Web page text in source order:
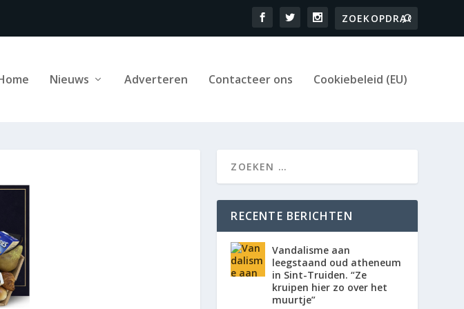
Nieuws Adverteren Contacteer ons Cookiebeleid (EU)
RECENTE BERICHTEN
Vandalisme aan
leegstaand oud atheneum
in Sint-Truiden. “Ze
kruipen hier zo over het
muurtje”